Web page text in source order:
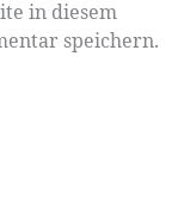
in diesem
speichern.